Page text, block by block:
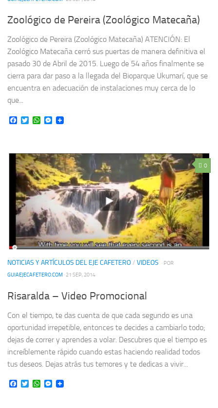
Zoológico de Pereira (Zoológico Matecaña)
Zoológico de Pereira (Zoológico Matecaña) ATENCIÓN: El
Zoológico Matecaña cerró sus puertas de manera definitiva el
pasado 30 de Abril de 2015. Luego de 54 años finalmente se
cierra para dar paso a la llegada del Bioparque Ukumarí, que se
encuentra en adecuación de instalaciones muy cerca de lo
que...
Facebook
TwitterWhatsApp
Messenger
0
NOTICIAS Y ARTÍCULOS DEL EJE CAFETERO/ VIDEOS · POR
GUIAEJECAFETERO.COM · 21 SEP, 2014
Risaralda – Video Promocional
Con el tiempo, te das cuenta de que cada segundo es una
oportunidad irrepetible, entonces te decides a cambiarlo todo;
dejas de correr y aprendes a volar. Descubres que el tiempo es
increíblemente rápido cuando estas haciendo realidad todos
tus deseos. Dejas atrás tus temores y te dedicas a vivir...
Facebook
TwitterWhatsApp
Messenger